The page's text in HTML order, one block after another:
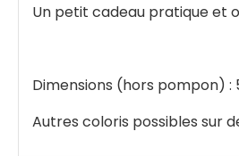
Un petit cadeau pratique et
Dimensions (hors pompon) :
Autres coloris possibles sur